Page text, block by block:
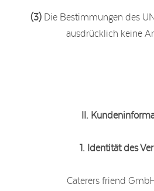
(3) Die Bestimmungen des
ausdrücklich keine
II.
1. Identität des
Caterers friend